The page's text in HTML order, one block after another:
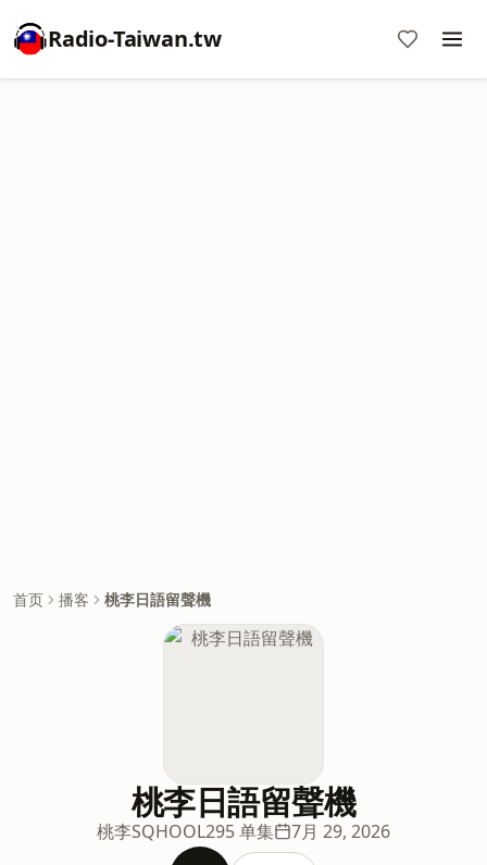
Radio-Taiwan.tw
首页 播客 桃李日語留聲機
桃李日語留聲機
桃李SQHOOL295 单集 7月 29, 2026